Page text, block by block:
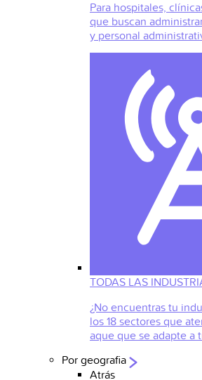
Para hospitales,
que buscan
y personal
TODAS LAS
¿No encuentras tu
los 18 sectores que
aque que se adapte a
Por geografia
Atrás